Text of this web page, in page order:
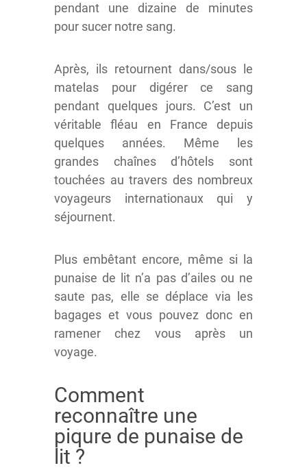
pendant une dizaine de minutes
pour sucer notre sang.
Après, ils retournent dans/sous le
matelas pour digérer ce sang
pendant quelques jours. C’est un
véritable fléau en France depuis
quelques années. Même les
grandes chaînes d’hôtels sont
touchées au travers des nombreux
voyageurs internationaux qui y
séjournent.
Plus embêtant encore, même si la
punaise de lit n’a pas d’ailes ou ne
saute pas, elle se déplace via les
bagages et vous pouvez donc en
ramener chez vous après un
voyage.
Comment
reconnaître une
piqure de punaise de
lit ?